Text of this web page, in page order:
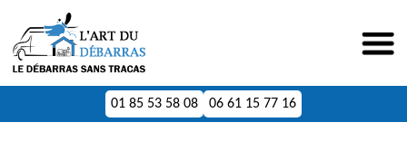
01 85 53 58 08 06 61 15 77 16